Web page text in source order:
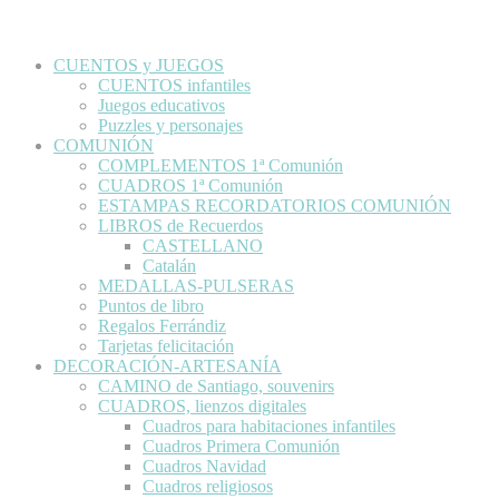
CUENTOS y JUEGOS
CUENTOS infantiles
Juegos educativos
Puzzles y personajes
COMUNIÓN
COMPLEMENTOS 1ª Comunión
CUADROS 1ª Comunión
ESTAMPAS RECORDATORIOS COMUNIÓN
LIBROS de Recuerdos
CASTELLANO
Catalán
MEDALLAS-PULSERAS
Puntos de libro
Regalos Ferrándiz
Tarjetas felicitación
DECORACIÓN-ARTESANÍA
CAMINO de Santiago, souvenirs
CUADROS, lienzos digitales
Cuadros para habitaciones infantiles
Cuadros Primera Comunión
Cuadros Navidad
Cuadros religiosos